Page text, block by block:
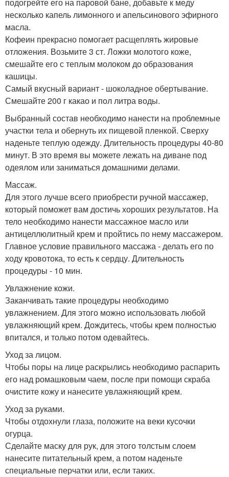
несколько капель лимонного и апельсинового эфирного
масла.
Кофеин прекрасно помогает расщеплять жировые
отложения. Возьмите 3 ст. Ложки молотого коже,
смешайте его с теплым молоком до образования
кашицы.
Самый вкусный вариант - шоколадное обертывание.
Смешайте 200 г какао и пол литра воды.
Выбранный состав необходимо нанести на проблемные
участки тела и обернуть их пищевой пленкой. Сверху
наденьте теплую одежду. Длительность процедуры 40-80
минут. В это время вы можете лежать на диване под
одеялом или заниматься домашними делами.
Массаж.
Для этого лучше всего приобрести ручной массажер,
который поможет вам достичь хороших результатов. На
тело необходимо нанести массажное масло или
антицеллюлитный крем и пройтись по нему массажером.
Главное условие правильного массажа - делать его по
ходу кровотока, то есть к сердцу. Длительность
процедуры - 10 мин.
Увлажнение кожи.
Заканчивать такие процедуры необходимо
увлажнением. Для этого можно использовать любой
увлажняющий крем. Дождитесь, чтобы крем полностью
впитался, и только потом одевайтесь.
Уход за лицом.
Чтобы поры на лице раскрылись необходимо распарить
его над ромашковым чаем, после при помощи скраба
очистите кожу и нанесите увлажняющий крем.
Уход за руками.
Чтобы отдохнули глаза, положите на веки кусочки
огурца.
Сделайте маску для рук, для этого толстым слоем
нанесите питательный крем, а потом наденьте
специальные перчатки или, если таких.